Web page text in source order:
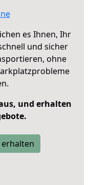
es Ihnen, Ihr
und sicher
ohne
und erhalten